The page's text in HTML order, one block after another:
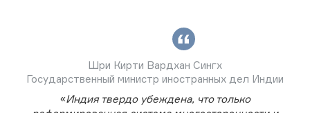
Шри Кирти Вардхан Сингх
Государственный министр иностранных дел Индии
«Индия твердо убеждена, что только